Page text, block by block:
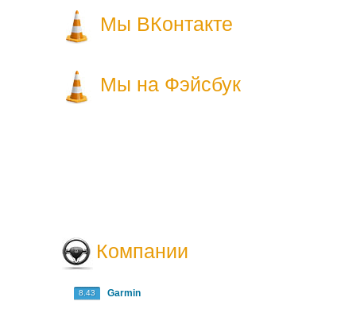
Мы ВКонтакте
Мы на Фэйсбук
Компании
8.43 Garmin